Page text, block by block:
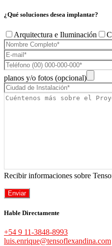
¿Qué soluciones desea implantar?
Arquitectura e Iluminación
planos y/o fotos (opcional)
Recibir informaciones sobre
Hable Directamente
+54 9 11-3848-8993
luis.enrique@tensoflexandina.com